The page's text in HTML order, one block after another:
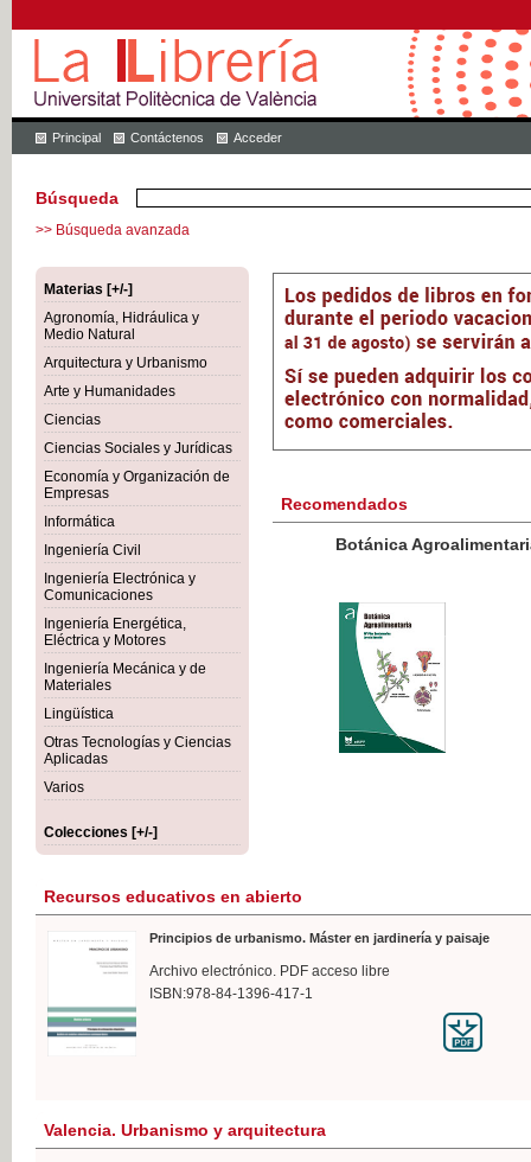
Principal Contáctenos Acceder
Búsqueda
>> Búsqueda avanzada
Materias [+/-]
Agronomía, Hidráulica y
Medio Natural
Arquitectura y Urbanismo
Arte y Humanidades
Ciencias
Ciencias Sociales y Jurídicas
Economía y Organización de
Empresas
Informática
Ingeniería Civil
Ingeniería Electrónica y
Comunicaciones
Ingeniería Energética,
Eléctrica y Motores
Ingeniería Mecánica y de
Materiales
Lingüística
Otras Tecnologías y Ciencias
Aplicadas
Varios
Colecciones [+/-]
Recomendados
Botánica Agroalimentaria
Recursos educativos en abierto
Principios de urbanismo. Máster en jardinería y paisaje
Archivo electrónico. PDF acceso libre
ISBN:978-84-1396-417-1
Valencia. Urbanismo y arquitectura